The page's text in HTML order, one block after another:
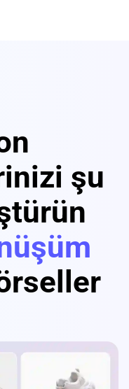
şu